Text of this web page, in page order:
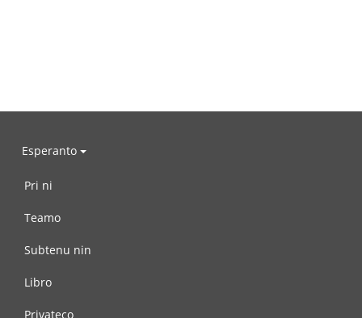
Esperanto
Pri ni
Teamo
Subtenu nin
Libro
Privateco